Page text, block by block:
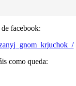
facebook:
como queda: